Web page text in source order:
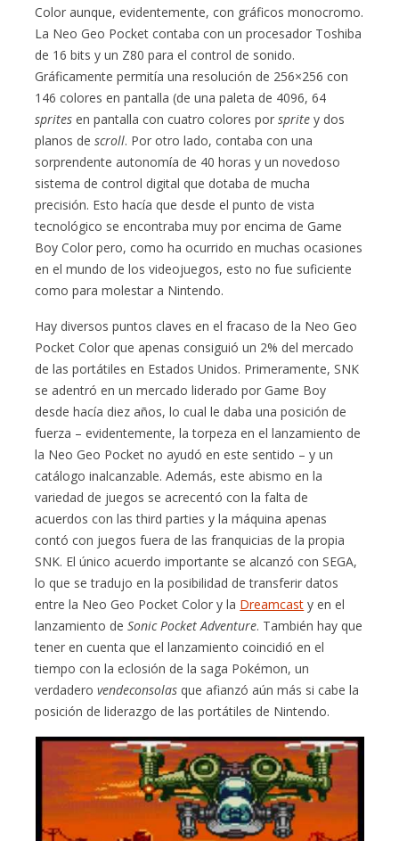
Color aunque, evidentemente, con gráficos monocromo.
La Neo Geo Pocket contaba con un procesador Toshiba
de 16 bits y un Z80 para el control de sonido.
Gráficamente permitía una resolución de 256×256 con
146 colores en pantalla (de una paleta de 4096, 64
sprites en pantalla con cuatro colores porsprite y dos
planos descroll. Por otro lado, contaba con una
sorprendente autonomía de 40 horas y un novedoso
sistema de control digital que dotaba de mucha
precisión. Esto hacía que desde el punto de vista
tecnológico se encontraba muy por encima de Game
Boy Color pero, como ha ocurrido en muchas ocasiones
en el mundo de los videojuegos, esto no fue suficiente
como para molestar a Nintendo.
Hay diversos puntos claves en el fracaso de la Neo Geo
Pocket Color que apenas consiguió un 2% del mercado
de las portátiles en Estados Unidos. Primeramente, SNK
se adentró en un mercado liderado por Game Boy
desde hacía diez años, lo cual le daba una posición de
fuerza – evidentemente, la torpeza en el lanzamiento de
la Neo Geo Pocket no ayudó en este sentido – y un
catálogo inalcanzable. Además, este abismo en la
variedad de juegos se acrecentó con la falta de
acuerdos con las third parties y la máquina apenas
contó con juegos fuera de las franquicias de la propia
SNK. El único acuerdo importante se alcanzó con SEGA,
lo que se tradujo en la posibilidad de transferir datos
entre la Neo Geo Pocket Color y la Dreamcast y en el
lanzamiento deSonic Pocket Adventure. También hay que
tener en cuenta que el lanzamiento coincidió en el
tiempo con la eclosión de la saga Pokémon, un
verdaderovendeconsolas que afianzó aún más si cabe la
posición de liderazgo de las portátiles de Nintendo.